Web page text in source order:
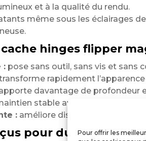
Pour offrir les
et à la qualité du rendu.
même sous les éclairages
hinges flipper
:pose sans outil, sans vis et sans
rapidement
davantage de profondeur
stable avec retrait facile à
:améliore discrètement le style
pour durer